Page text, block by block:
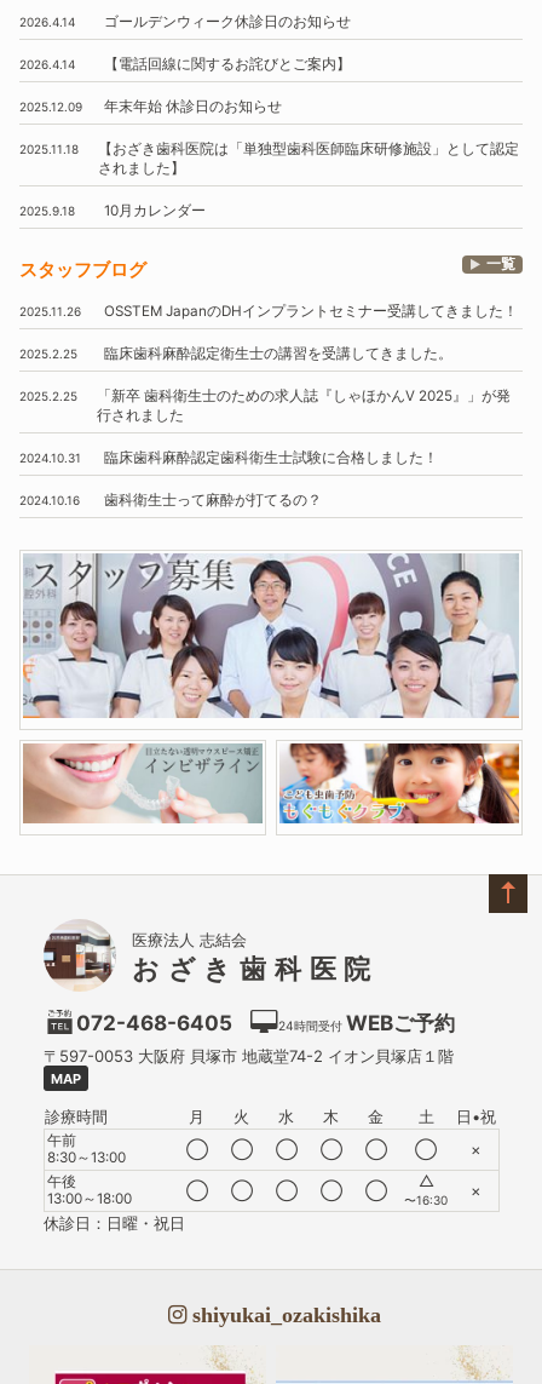
2026.4.14 ゴールデンウィーク休診日のお知らせ
2026.4.14 【電話回線に関するお詫びとご案内】
2025.12.09 年末年始 休診日のお知らせ
2025.11.18 【おざき歯科医院は 「単独型歯科医師臨床研修施設」
として認定
されました】
2025.9.18 10月 カレンダー
スタッフブログ 一覧
2025.11.26 OSSTEM JapanのDHインプラントセミナー受講してきました！
2025.2.25 臨床歯科麻酔認定衛生士の講習を受講してきました。
2025.2.25 「新卒 歯科衛生士のための求人誌『しゃほかんV 2025』」 が発
行されました
2024.10.31 臨床歯科麻酔認定歯科衛生士試験に合格しました！
2024.10.16 歯科衛生士って麻酔が打てるの？
医療法人 志結会
おざき歯科医院
072-468-6405 24時間受付 WEBご予約
〒597-0053 大阪府 貝塚市 地蔵堂74-2 イオン貝塚店１階
MAP
診療時間 月 火 水 木 金 土 日•祝
午前
8:30～13:00
◯ ◯ ◯ ◯ ◯ ◯ ×
午後
13:00～18:00
◯ ◯ ◯ ◯ ◯ △
〜16:30
×
休診日：日曜・祝日
shiyukai_ozakishika